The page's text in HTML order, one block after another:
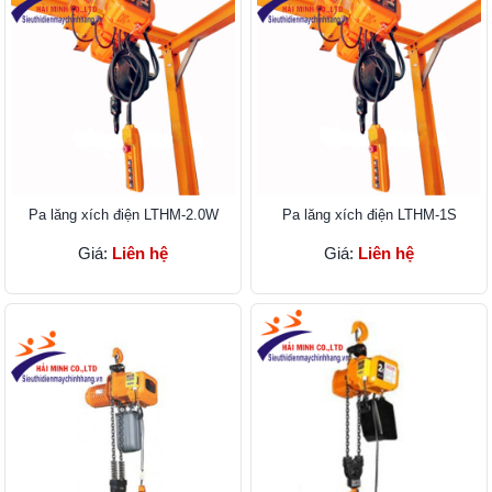
Pa lăng xích điện LTHM-2.0W
Giá: Liên hệ
Pa lăng xích điện LTHM-1S
Giá: Liên hệ